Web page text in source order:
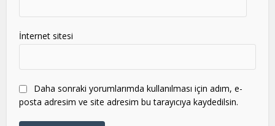
İnternet sitesi
Daha sonraki yorumlarımda kullanılması için adım, e-
posta adresim ve site adresim bu tarayıcıya kaydedilsin.